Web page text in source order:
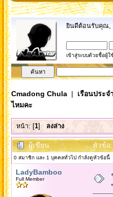
ยินดีต้อนรับคุณ,
เข้าสู่ระบบด้วยชื่อผู้ใ
Cmadong Chula| เรือนประ
ไหมคะ
หน้า: [1] ลงล่าง
ผู้เขียน หัวข้อ
0 สมาชิก และ 1 บุคคลทั่วไป กำลังดูหัวข้อนี้
LadyBamboo
Full Member
«